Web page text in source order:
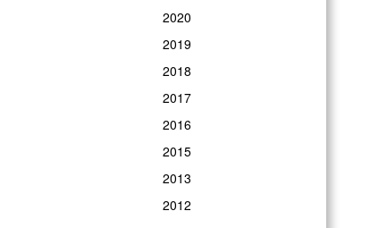
2020
2019
2018
2017
2016
2015
2013
2012